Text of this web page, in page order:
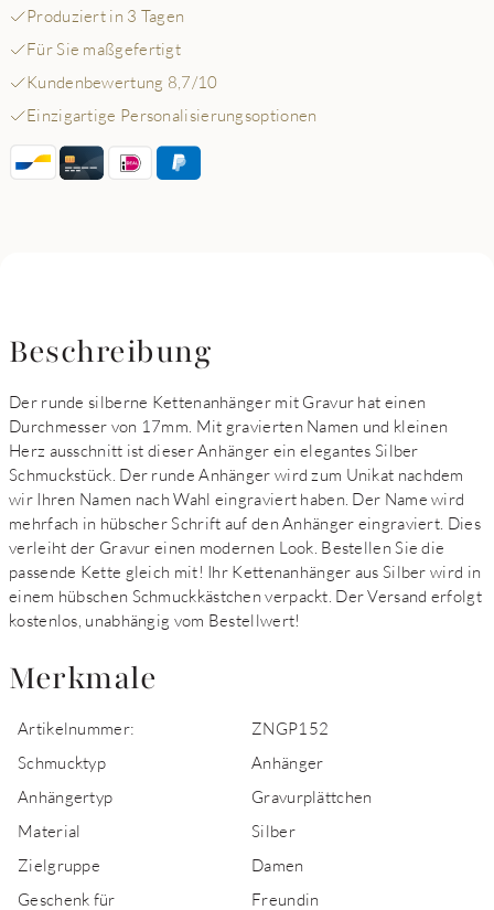
Produziert in 3 Tagen
Für Sie maßgefertigt
Kundenbewertung 8,7/10
Einzigartige Personalisierungsoptionen
Beschreibung
Der runde silberne Kettenanhänger mit Gravur hat einen
Durchmesser von 17mm. Mit gravierten Namen und kleinen
Herz ausschnitt ist dieser Anhänger ein elegantes Silber
Schmuckstück. Der runde Anhänger wird zum Unikat nachdem
wir Ihren Namen nach Wahl eingraviert haben. Der Name wird
mehrfach in hübscher Schrift auf den Anhänger eingraviert. Dies
verleiht der Gravur einen modernen Look. Bestellen Sie die
passende Kette gleich mit! Ihr Kettenanhänger aus Silber wird in
einem hübschen Schmuckkästchen verpackt. Der Versand erfolgt
kostenlos, unabhängig vom Bestellwert!
Merkmale
Artikelnummer:
ZNGP152
Schmucktyp
Anhänger
Anhängertyp
Gravurplättchen
Material
Silber
Zielgruppe
Damen
Geschenk für
Freundin